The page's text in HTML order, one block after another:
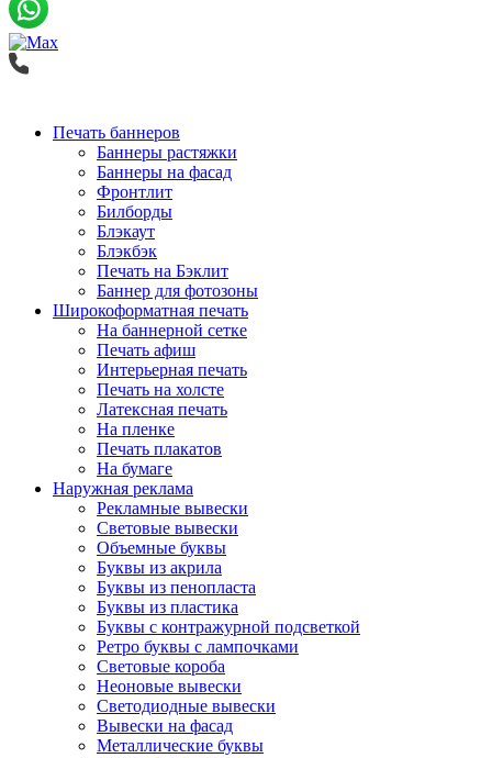
Печать баннеров
Баннеры растяжки
Баннеры на фасад
Фронтлит
Билборды
Блэкаут
Блэкбэк
Печать на Бэклит
Баннер для фотозоны
Широкоформатная печать
На баннерной сетке
Печать афиш
Интерьерная печать
Печать на холсте
Латексная печать
На пленке
Печать плакатов
На бумаге
Наружная реклама
Рекламные вывески
Световые вывески
Объемные буквы
Буквы из акрила
Буквы из пенопласта
Буквы из пластика
Буквы с контражурной подсветкой
Ретро буквы с лампочками
Световые короба
Неоновые вывески
Светодиодные вывески
Вывески на фасад
Металлические буквы